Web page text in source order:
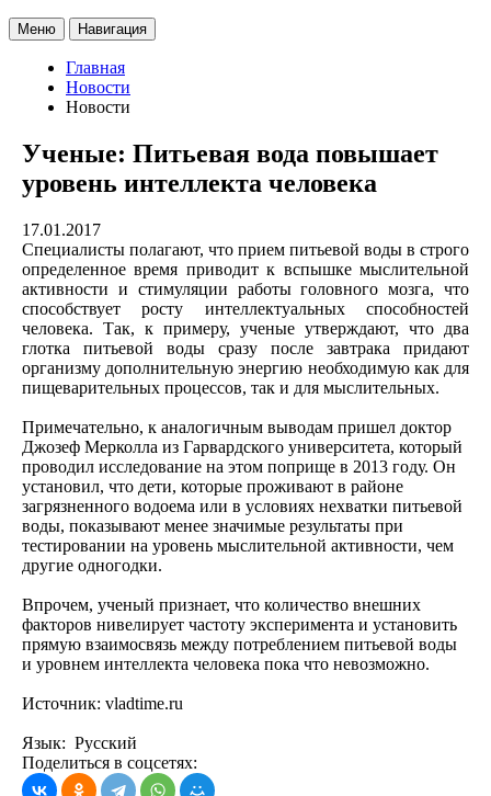
Меню Навигация
Главная
Новости
Новости
Ученые: Питьевая вода повышает
уровень интеллекта человека
17.01.2017
Специалисты полагают, что прием питьевой воды в строго
определенное время приводит к вспышке мыслительной
активности и стимуляции работы головного мозга, что
способствует росту интеллектуальных способностей
человека. Так, к примеру, ученые утверждают, что два
глотка питьевой воды сразу после завтрака придают
организму дополнительную энергию необходимую как для
пищеварительных процессов, так и для мыслительных.
Примечательно, к аналогичным выводам пришел доктор
Джозеф Мерколла из Гарвардского университета, который
проводил исследование на этом поприще в 2013 году. Он
установил, что дети, которые проживают в районе
загрязненного водоема или в условиях нехватки питьевой
воды, показывают менее значимые результаты при
тестировании на уровень мыслительной активности, чем
другие одногодки.
Впрочем, ученый признает, что количество внешних
факторов нивелирует частоту эксперимента и установить
прямую взаимосвязь между потреблением питьевой воды
и уровнем интеллекта человека пока что невозможно.
Источник: vladtime.ru
Язык: Русский
Поделиться в соцсетях: